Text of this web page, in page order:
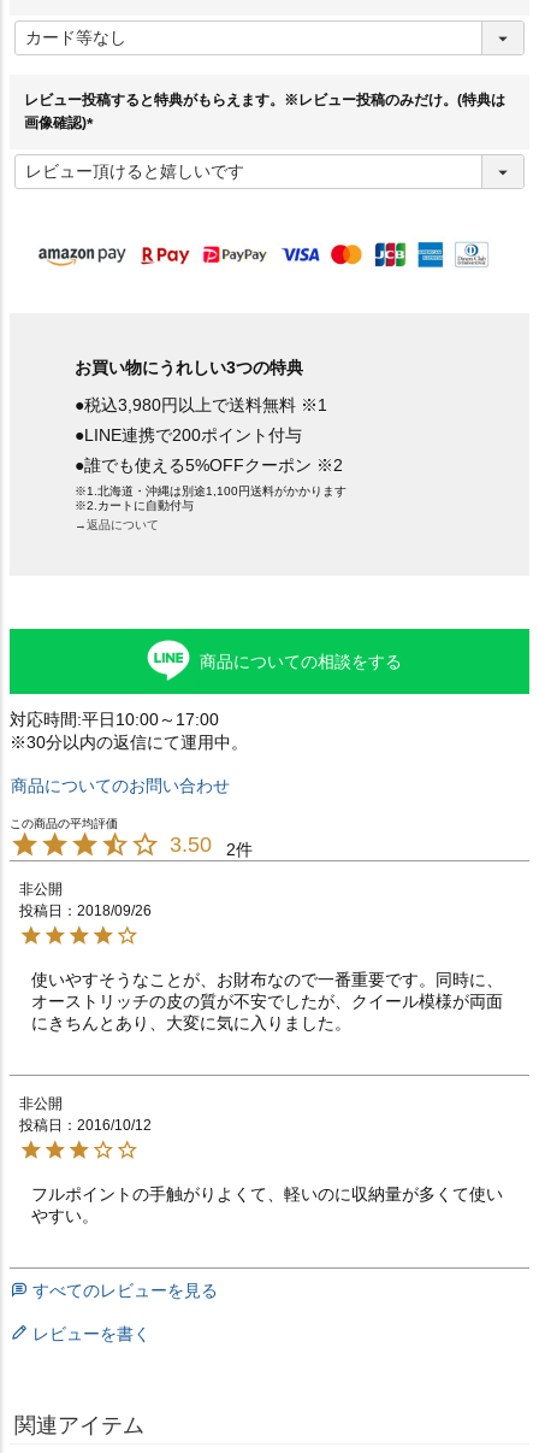
必
須
レビュー投稿すると特典がもらえます。※レビュー投稿のみだけ。(特典は
画像確認)
必
須
お買い物にうれしい3つの特典
●税込3,980円以上で送料無料 ※1
●LINE連携で200ポイント付与
●誰でも使える5%OFFクーポン ※2
※1.北海道・沖縄は別途1,100円送料がかかります
※2.カートに自動付与
→返品について
商品についての相談をする
対応時間:平日10:00～17:00
※30分以内の返信にて運用中。
商品についてのお問い合わせ
3.50 2
非公開
投稿日
2018/09/26
使いやすそうなことが、お財布なので一番重要です。同時に、
オーストリッチの皮の質が不安でしたが、クイール模様が両面
にきちんとあり、大変に気に入りました。
非公開
投稿日
2016/10/12
フルポイントの手触がりよくて、軽いのに収納量が多くて使い
やすい。
すべてのレビューを見る
レビューを書く
関連アイテム